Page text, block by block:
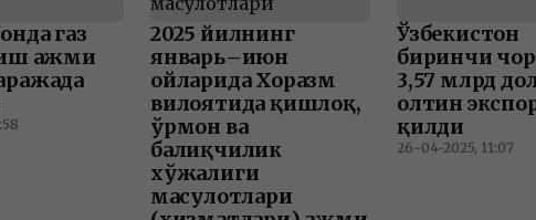
газ
ҳажми
2025 йилнинг
январь–июн
ойларида Хоразм
вилоятида қишлоқ,
ўрмон ва
балиқчилик
хўжалиги
маҳсулотлари
Ўзбекистон
биринчи
3,57 млрд
олтин
қилди
26-04-2025, 11:07